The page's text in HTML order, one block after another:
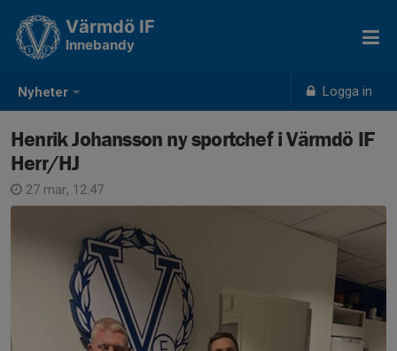
Nyheter Logga in
Värmdö IF
Innebandy
Henrik Johansson ny sportchef i Värmdö IF
Herr/HJ
27 mar, 12:47